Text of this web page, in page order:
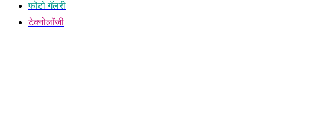
फोटो गॅलरी
टेक्नोलॉजी